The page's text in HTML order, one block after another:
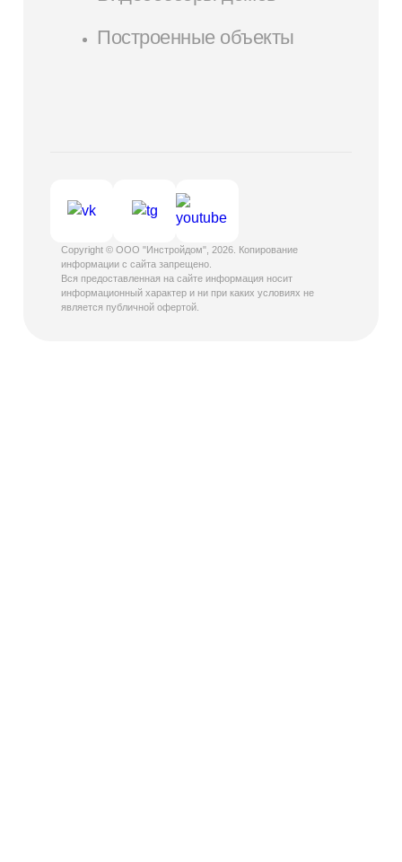
Построенные объекты
Copyright © ООО "Инстройдом", 2026. Копирование
информации с сайта запрещено.
Вся предоставленная на сайте информация носит
информационный характер и ни при каких условиях не
является публичной офертой.